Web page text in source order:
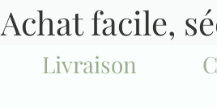
Achat facile,
Livraison